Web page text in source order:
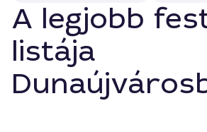
A legjobb
listája